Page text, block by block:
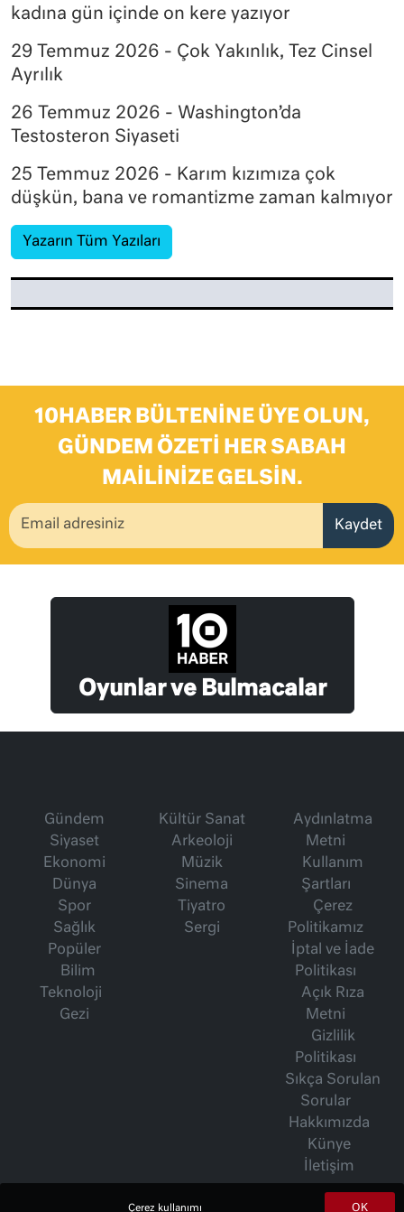
kadına gün içinde on kere yazıyor
29 Temmuz 2026 - Çok Yakınlık, Tez Cinsel
Ayrılık
26 Temmuz 2026 - Washington’da
Testosteron Siyaseti
25 Temmuz 2026 - Karım kızımıza çok
düşkün, bana ve romantizme zaman kalmıyor
Yazarın Tüm Yazıları
10HABER BÜLTENINE ÜYE OLUN,
GÜNDEM ÖZETI HER SABAH
MAILINIZE GELSIN.
Kaydet
Oyunlar ve Bulmacalar
Gündem
Siyaset
Ekonomi
Dünya
Spor
Sağlık
Popüler
Bilim
Teknoloji
Gezi
Kültür Sanat
Arkeoloji
Müzik
Sinema
Tiyatro
Sergi
Aydınlatma
Metni
Kullanım
Şartları
Çerez
Politikamız
İptal ve İade
Politikası
Açık Rıza
Metni
Gizlilik
Politikası
Sıkça Sorulan
Sorular
Hakkımızda
Künye
İletişim
OK
Çerez kullanımı